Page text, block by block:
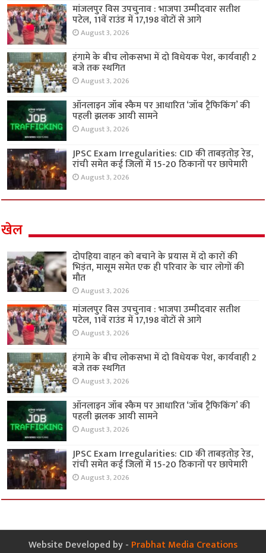
मांजलपुर विस उपचुनाव : भाजपा उम्मीदवार सतीश
पटेल, 11वें राउंड में 17,198 वोटों से आगे
August 3, 2026
हंगामे के बीच लोकसभा में दो विधेयक पेश, कार्यवाही 2
बजे तक स्थगित
August 3, 2026
ऑनलाइन जॉब स्कैम पर आधारित ‘जॉब ट्रैफिकिंग’ की
पहली झलक आयी सामने
August 3, 2026
JPSC Exam Irregularities: CID की ताबड़तोड़ रेड,
रांची समेत कई जिलों में 15-20 ठिकानों पर छापेमारी
August 3, 2026
खेल
दोपहिया वाहन को बचाने के प्रयास में दो कारों की
भिड़ंत, मासूम समेत एक ही परिवार के चार लोगों की
मौत
August 3, 2026
मांजलपुर विस उपचुनाव : भाजपा उम्मीदवार सतीश
पटेल, 11वें राउंड में 17,198 वोटों से आगे
August 3, 2026
हंगामे के बीच लोकसभा में दो विधेयक पेश, कार्यवाही 2
बजे तक स्थगित
August 3, 2026
ऑनलाइन जॉब स्कैम पर आधारित ‘जॉब ट्रैफिकिंग’ की
पहली झलक आयी सामने
August 3, 2026
JPSC Exam Irregularities: CID की ताबड़तोड़ रेड,
रांची समेत कई जिलों में 15-20 ठिकानों पर छापेमारी
August 3, 2026
Website Developed by - Prabhat Media Creations